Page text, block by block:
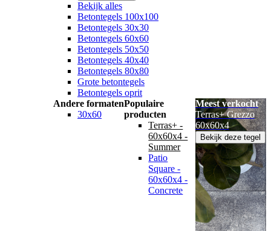
Bekijk alles
Betontegels 100x100
Betontegels 30x30
Betontegels 60x60
Betontegels 50x50
Betontegels 40x40
Betontegels 80x80
Grote betontegels
Betontegels oprit
Andere formaten
30x60
Populaire
producten
Terras+ -
60x60x4 -
Summer
Patio
Square -
60x60x4 -
Concrete
Meest verkocht
Terras+ Grezzo
60x60x4
Bekijk deze tegel